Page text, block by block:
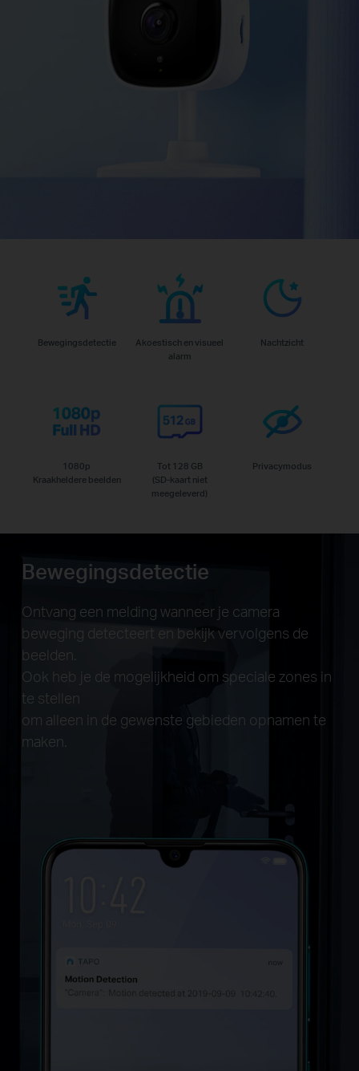
Bewegingsdetectie
Akoestisch en visueel
alarm
Nachtzicht
1080p
Kraakheldere beelden
Tot 128 GB
(SD-kaart niet
meegeleverd)
Privacymodus
Bewegingsdetectie
Ontvang een melding wanneer je camera
beweging detecteert en bekijk vervolgens de
beelden.
Ook heb je de mogelijkheid om speciale zones in
te stellen
om alleen in de gewenste gebieden opnamen te
maken.